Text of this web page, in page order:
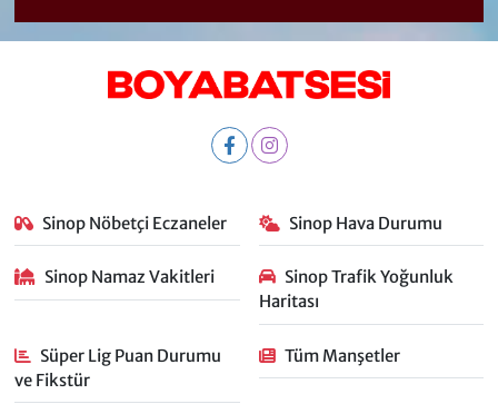
Sinop Nöbetçi Eczaneler Sinop Hava Durumu
Sinop Namaz Vakitleri
Sinop Trafik Yoğunluk
Haritası
Süper Lig Puan Durumu
ve Fikstür
Tüm Manşetler